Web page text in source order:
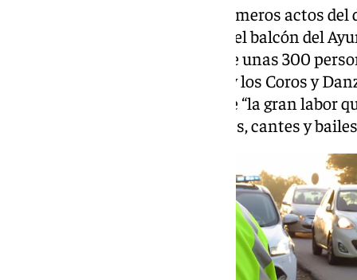
Aunque la lluvia deslució los primeros actos
saludara a los asistentes desde el balcón del
la plaza de la Constitución, ante unas 300
verdiales Coto Tres Hermanas y los Coros y
alcalde reconoció públicamente “la gran labor
años difundiendo las tradiciones, cantes y